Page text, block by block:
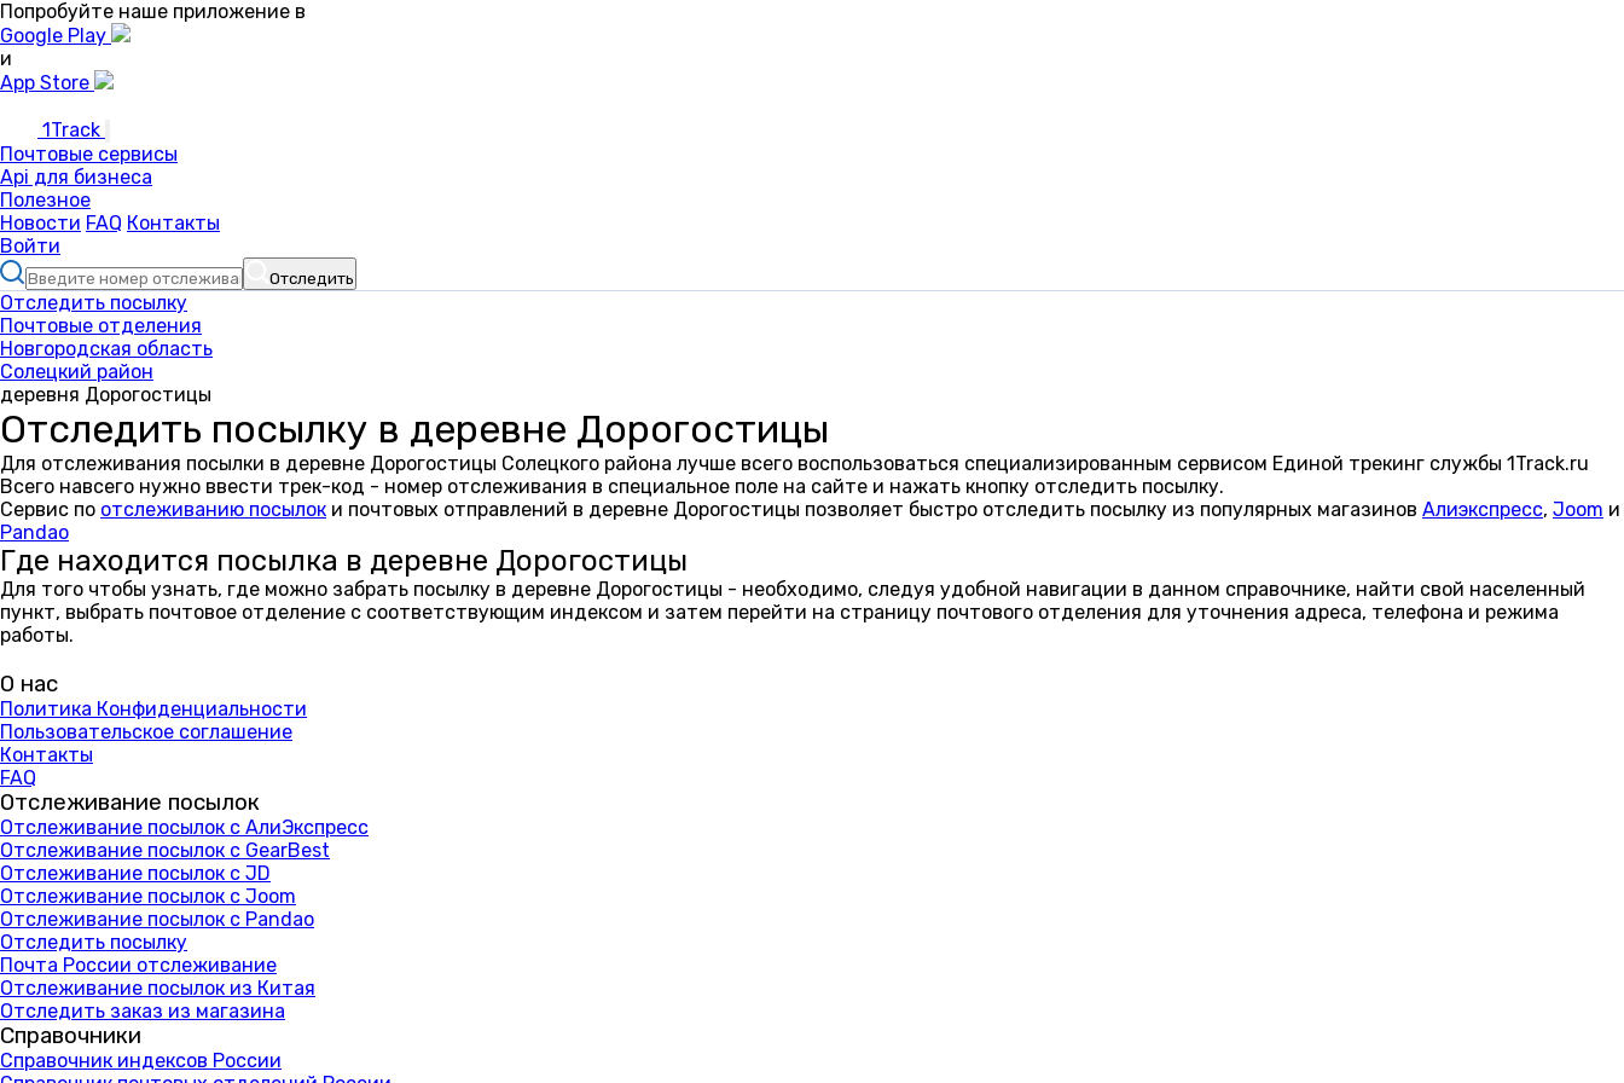
Попробуйте наше приложение в
Google Play
и
App Store
1Track
Почтовые сервисы
Api для бизнеса
Полезное
Новости FAQ Контакты
Войти
Отследить
Отследить посылку
Почтовые отделения
Новгородская область
Солецкий район
деревня Дорогостицы
Отследить посылку в деревне Дорогостицы
Для отслеживания посылки в деревне Дорогостицы Солецкого района лучше всего воспользоваться специализированным сервисом Единой трекинг службы 1Track.ru
Всего навсего нужно ввести трек-код - номер отслеживания в специальное поле на сайте и нажать кнопку отследить посылку.
Сервис по отслеживанию посылок и почтовых отправлений в деревне Дорогостицы позволяет быстро отследить посылку из популярных магазинов Алиэкспресс, Joom и
Pandao
Где находится посылка в деревне Дорогостицы
Для того чтобы узнать, где можно забрать посылку в деревне Дорогостицы - необходимо, следуя удобной навигации в данном справочнике, найти свой населенный
пункт, выбрать почтовое отделение с соответствующим индексом и затем перейти на страницу почтового отделения для уточнения адреса, телефона и режима
работы.
О нас
Политика Конфиденциальности
Пользовательское соглашение
Контакты
FAQ
Отслеживание посылок
Отслеживание посылок с АлиЭкспресс
Отслеживание посылок с GearBest
Отслеживание посылок с JD
Отслеживание посылок с Joom
Отслеживание посылок с Pandao
Отследить посылку
Почта России отслеживание
Отслеживание посылок из Китая
Отследить заказ из магазина
Справочники
Справочник индексов России